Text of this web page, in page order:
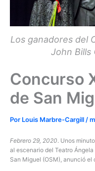
Los ganadores del
John Bills
Concurso
de San
Por Louis Marbre-Cargill /
Febrero 29, 2020. Unos
al escenario del Teatro
San Miguel (OSM), anunció el